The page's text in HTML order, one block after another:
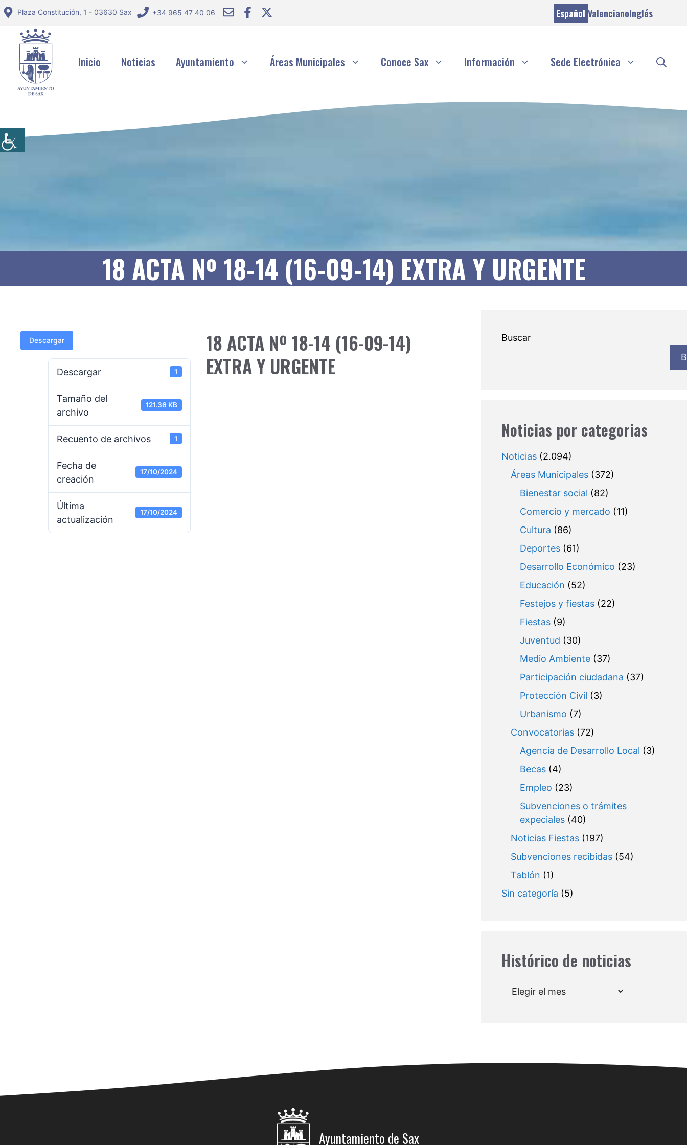
Saltar
contenido
Plaza Constitución, 1 - 03630 Sax +34 965 47 40 06 Español ValencianoInglés
Inicio Noticias Ayuntamiento Áreas Municipales Conoce Sax Información Sede Electrónica
18 ACTA Nº 18-14 (16-09-14) EXTRA Y URGENTE
Descargar
Descargar 1
Tamaño del
archivo
121.36 KB
Recuento de archivos 1
Fecha de
creación
17/10/2024
Última
actualización
17/10/2024
18 ACTA Nº 18-14 (16-09-14)
EXTRA Y URGENTE
Buscar
Noticias por categorias
Noticias(2.094)
Áreas Municipales(372)
Bienestar social (82)
Comercio y mercado (11)
Cultura (86)
Deportes(61)
Desarrollo Económico (23)
Educación (52)
Festejos y fiestas(22)
Fiestas(9)
Juventud (30)
Medio Ambiente(37)
Participación ciudadana (37)
Protección Civil (3)
Urbanismo (7)
Convocatorias(72)
Agencia de Desarrollo Local (3)
Becas(4)
Empleo (23)
Subvenciones o trámites
expeciales(40)
Noticias Fiestas(197)
Subvenciones recibidas(54)
Tablón (1)
Sin categoría (5)
Histórico de noticias
Archivos
Ayuntamiento de Sax